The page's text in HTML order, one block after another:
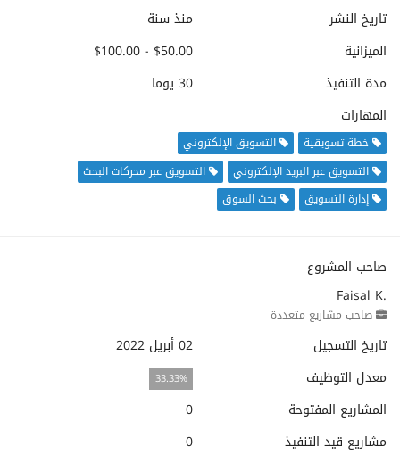
تاريخ النشر
منذ سنة
الميزانية
$50.00 - $100.00
مدة التنفيذ
30 يوما
المهارات
خطة تسويقية
التسويق الإلكتروني
التسويق عبر البريد الإلكتروني
التسويق عبر محركات البحث
إدارة التسويق
بحث السوق
صاحب المشروع
Faisal K.
صاحب مشاريع متعددة
تاريخ التسجيل
02 أبريل 2022
معدل التوظيف
33.33%
المشاريع المفتوحة
0
مشاريع قيد التنفيذ
0